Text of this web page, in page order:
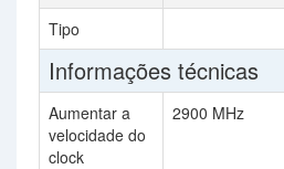
Tipo
Informações técnicas
Aumentar a
velocidade do
clock
2900 MHz